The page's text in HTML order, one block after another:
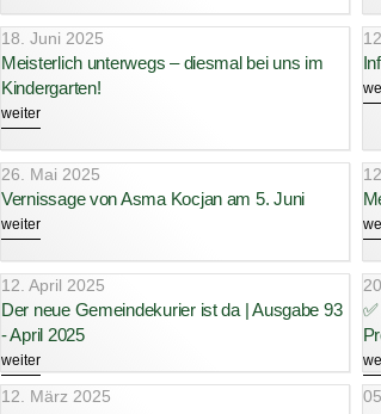
18. Juni 2025
Meisterlich unterwegs – diesmal bei uns im
Kindergarten!
weiter
26. Mai 2025
Vernissage von Asma Kocjan am 5. Juni
weiter
12. April 2025
Der neue Gemeindekurier ist da | Ausgabe 93
- April 2025
weiter
12. März 2025